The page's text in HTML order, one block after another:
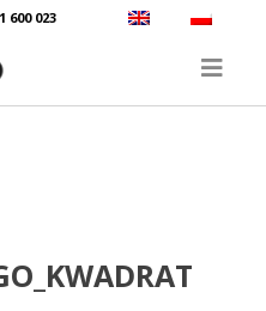
600 023